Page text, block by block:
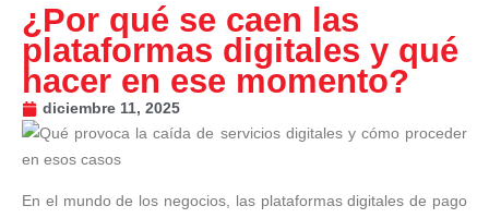
¿Por qué se caen las
plataformas digitales y qué
hacer en ese momento?
diciembre 11, 2025
En el mundo de los negocios, las plataformas digitales de pago